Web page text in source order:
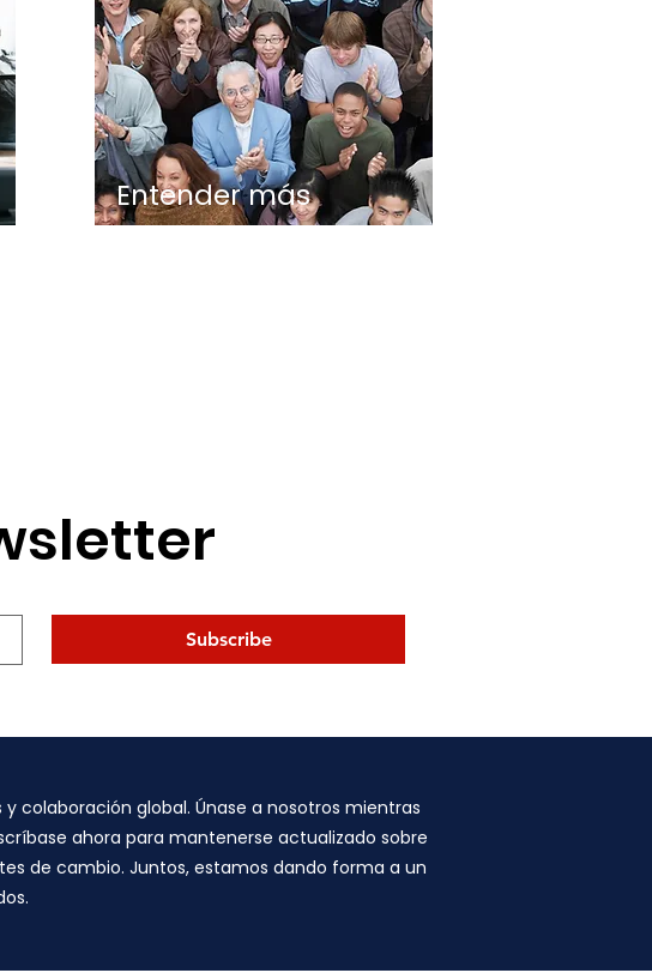
Entender más
sobre el
Subscribe
colaboración global. Únase a nosotros mientras
ahora para mantenerse actualizado sobre
de cambio. Juntos, estamos dando forma a un